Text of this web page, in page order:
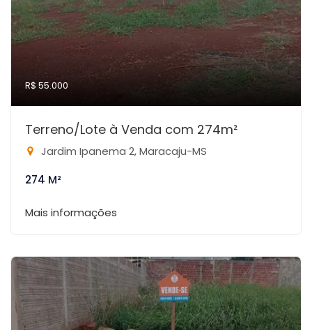
R$ 55.000
Terreno/Lote à Venda com 274m²
Jardim Ipanema 2, Maracaju-MS
274 M²
Mais informações